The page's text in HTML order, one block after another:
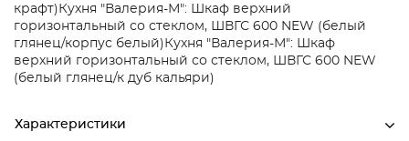
крафт) Кухня "Валерия-М": Шкаф верхний
горизонтальный со стеклом, ШВГС 600 NEW (белый
глянец/корпус белый) Кухня "Валерия-М": Шкаф
верхний горизонтальный со стеклом, ШВГС 600 NEW
(белый глянец/к дуб кальяри)
Характеристики